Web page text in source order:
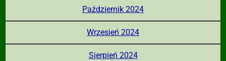
Październik 2024
Wrzesień 2024
Sierpień 2024